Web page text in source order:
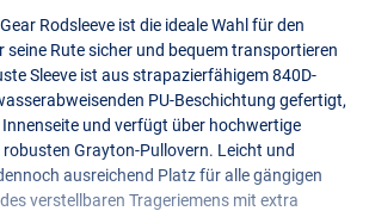
Rodsleeve ist die ideale Wahl für den
seine Rute sicher und bequem transportieren
Sleeve ist aus strapazierfähigem 840D-
PU-Beschichtung gefertigt,
und verfügt über hochwertige
Grayton-Pullovern. Leicht und
ausreichend Platz für alle gängigen
verstellbaren Trageriemens mit extra